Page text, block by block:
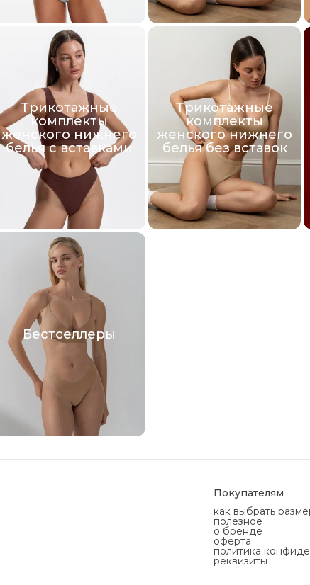
Трикотажные
комплекты
женского нижнего
белья с вставками
Трикотажные
комплекты
женского нижнего
белья без вставок
Бестселлеры
Покупателям
как выбрать
полезное
о бренде
оферта
политика
реквизиты